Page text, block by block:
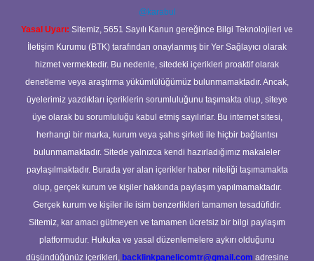
@karabul
Yasal Uyarı: Sitemiz, 5651 Sayılı Kanun gereğince Bilgi Teknolojileri ve
İletişim Kurumu (BTK) tarafından onaylanmış bir Yer Sağlayıcı olarak
hizmet vermektedir. Bu nedenle, sitedeki içerikleri proaktif olarak
denetleme veya araştırma yükümlülüğümüz bulunmamaktadır. Ancak,
üyelerimiz yazdıkları içeriklerin sorumluluğunu taşımakta olup, siteye
üye olarak bu sorumluluğu kabul etmiş sayılırlar. Bu internet sitesi,
herhangi bir marka, kurum veya şahıs şirketi ile hiçbir bağlantısı
bulunmamaktadır. Sitede yalnızca kendi hazırladığımız makaleler
paylaşılmaktadır. Burada yer alan içerikler haber niteliği taşımamakta
olup, gerçek kurum ve kişiler hakkında paylaşım yapılmamaktadır.
Gerçek kurum ve kişiler ile isim benzerlikleri tamamen tesadüfidir.
Sitemiz, kar amacı gütmeyen ve tamamen ücretsiz bir bilgi paylaşım
platformudur. Hukuka ve yasal düzenlemelere aykırı olduğunu
düşündüğünüz içerikleri, backlinkpanelicomtr@gmail.com adresine